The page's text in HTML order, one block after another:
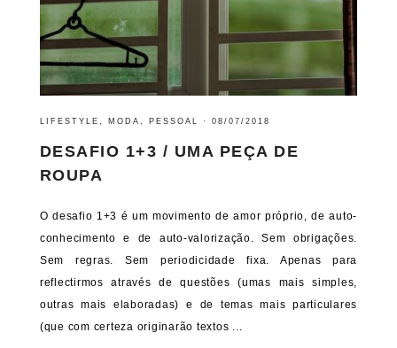
LIFESTYLE , MODA , PESSOAL · 08/07/2018
DESAFIO 1+3 / UMA PEÇA DE
ROUPA
O desafio 1+3 é um movimento de amor próprio, de auto-
conhecimento e de auto-valorização. Sem obrigações.
Sem regras. Sem periodicidade fixa. Apenas para
reflectirmos através de questões (umas mais simples,
outras mais elaboradas) e de temas mais particulares
(que com certeza originarão textos ...